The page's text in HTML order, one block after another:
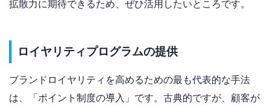
拡散力に期待できるため、ぜひ活用したいところです。
ロイヤリティプログラムの提供
ブランドロイヤリティを高めるための最も代表的な手法
は、「ポイント制度の導入」です。古典的ですが、顧客が